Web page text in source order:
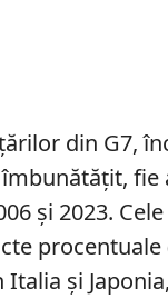
din G7,
fie
și 2023.
procentuale
și